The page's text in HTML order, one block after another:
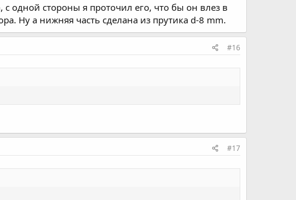
одной стороны я проточил его, что бы он влез в
Ну а нижняя часть сделана из прутика d-8 mm.
#16
#17